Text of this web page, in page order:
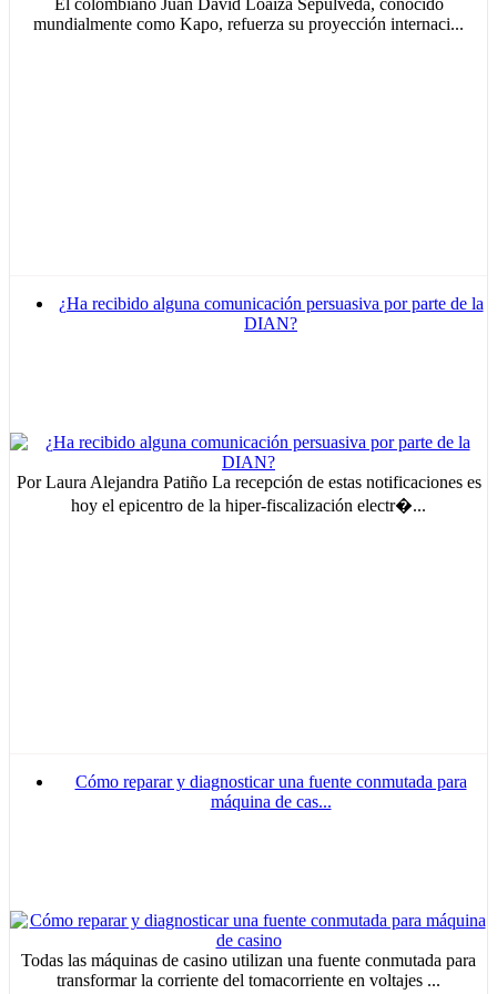
El colombiano Juan David Loaiza Sepúlveda, conocido
mundialmente como Kapo, refuerza su proyección internaci...
¿Ha recibido alguna comunicación persuasiva por parte de la
DIAN?
Por Laura Alejandra Patiño La recepción de estas notificaciones es
hoy el epicentro de la hiper-fiscalización electr�...
Cómo reparar y diagnosticar una fuente conmutada para
máquina de cas...
Todas las máquinas de casino utilizan una fuente conmutada para
transformar la corriente del tomacorriente en voltajes ...